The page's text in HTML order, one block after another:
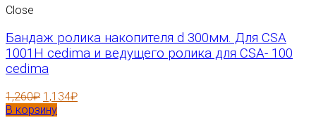
Close
Бандаж ролика накопителя d 300мм. Для CSA
1001H cedima и ведущего ролика для CSA- 100
cedima
1,260₽ 1,134₽
В корзину